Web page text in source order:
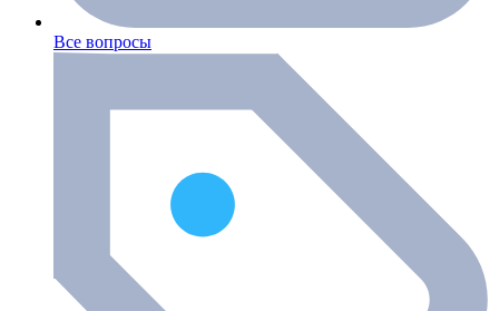
Все вопросы